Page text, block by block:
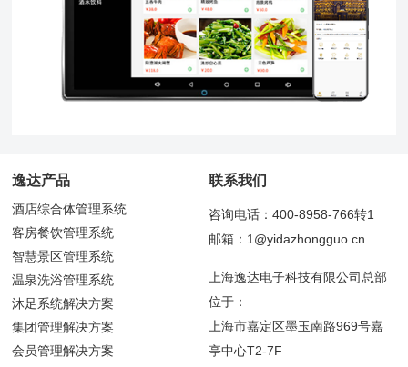
逸达产品
酒店综合体管理系统
客房餐饮管理系统
智慧景区管理系统
温泉洗浴管理系统
沐足系统解决方案
集团管理解决方案
会员管理解决方案
联系我们
咨询电话：400-8958-766转1
邮箱：1@yidazhongguo.cn
上海逸达电子科技有限公司总部
位于：
上海市嘉定区墨玉南路969号嘉
亭中心T2-7F